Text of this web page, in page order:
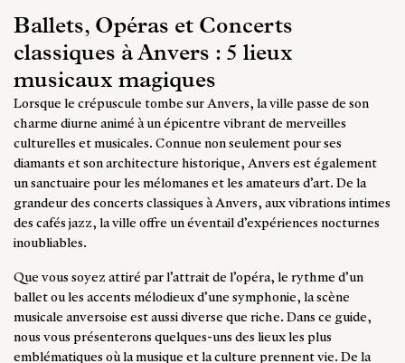
Ballets, Opéras et Concerts
classiques à Anvers : 5 lieux
musicaux magiques
Lorsque le crépuscule tombe sur Anvers, la ville passe de son
charme diurne animé à un épicentre vibrant de merveilles
culturelles et musicales. Connue non seulement pour ses
diamants et son architecture historique, Anvers est également
un sanctuaire pour les mélomanes et les amateurs d’art. De la
grandeur des concerts classiques à Anvers, aux vibrations intimes
des cafés jazz, la ville offre un éventail d’expériences nocturnes
inoubliables.
Que vous soyez attiré par l’attrait de l’opéra, le rythme d’un
ballet ou les accents mélodieux d’une symphonie, la scène
musicale anversoise est aussi diverse que riche. Dans ce guide,
nous vous présenterons quelques-uns des lieux les plus
emblématiques où la musique et la culture prennent vie. De la